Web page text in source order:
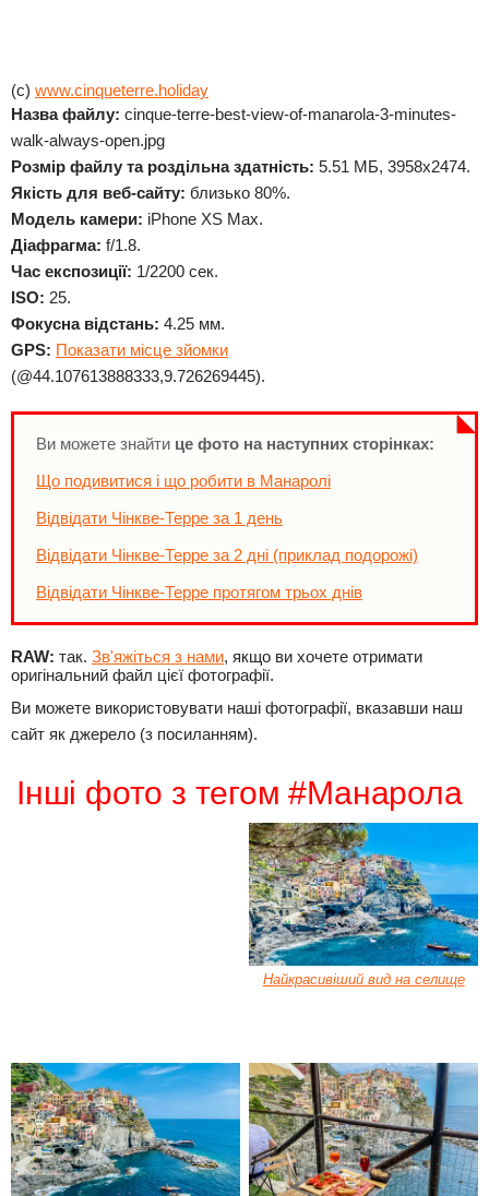
(c) www.cinqueterre.holiday
Назва файлу: cinque-terre-best-view-of-manarola-3-minutes-
walk-always-open.jpg
Розмір файлу та роздільна здатність: 5.51 МБ, 3958x2474.
Якість для веб-сайту: близько 80%.
Модель камери: iPhone XS Max.
Діафрагма: f/1.8.
Час експозиції: 1/2200 сек.
ISO: 25.
Фокусна відстань: 4.25 мм.
GPS: Показати місце зйомки
(@44.107613888333,9.726269445).
Ви можете знайти це фото на наступних сторінках:
Що подивитися і що робити в Манаролі
Відвідати Чінкве-Терре за 1 день
Відвідати Чінкве-Терре за 2 дні (приклад подорожі)
Відвідати Чінкве-Терре протягом трьох днів
RAW: так. Зв'яжіться з нами, якщо ви хочете отримати
оригінальний файл цієї фотографії.
Ви можете використовувати наші фотографії, вказавши наш
сайт як джерело (з посиланням).
Інші фото з тегом #Манарола
Найкрасивіший вид на селище